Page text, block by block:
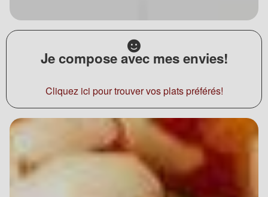
Je compose avec mes envies!
Cliquez ici pour trouver vos plats préférés!